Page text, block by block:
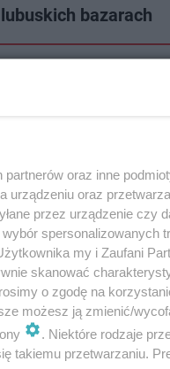
bazarach
do połowy
partnerów oraz inne
urządzeniu oraz
przez urządzenie czy
spersonalizowanych
my i Zaufani
skanować
o zgodę na
możesz ją zmienić/
. Niektóre rodzaje
takiemu przetwarzaniu.